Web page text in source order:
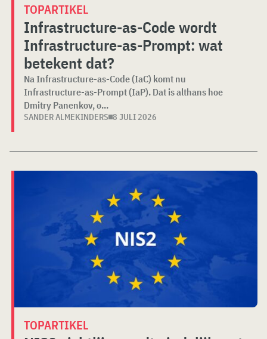
TOPARTIKEL
Infrastructure-as-Code wordt
Infrastructure-as-Prompt: wat
betekent dat?
Na Infrastructure-as-Code (IaC) komt nu
Infrastructure-as-Prompt (IaP). Dat is althans hoe
Dmitry Panenkov, o...
SANDER ALMEKINDERS 8 JULI 2026
TOPARTIKEL